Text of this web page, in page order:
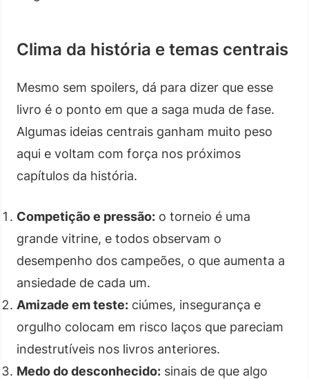
Clima da história e temas centrais
Mesmo sem spoilers, dá para dizer que esse
livro é o ponto em que a saga muda de fase.
Algumas ideias centrais ganham muito peso
aqui e voltam com força nos próximos
capítulos da história.
Competição e pressão: o torneio é uma
grande vitrine, e todos observam o
desempenho dos campeões, o que aumenta a
ansiedade de cada um.
Amizade em teste: ciúmes, insegurança e
orgulho colocam em risco laços que pareciam
indestrutíveis nos livros anteriores.
Medo do desconhecido: sinais de que algo